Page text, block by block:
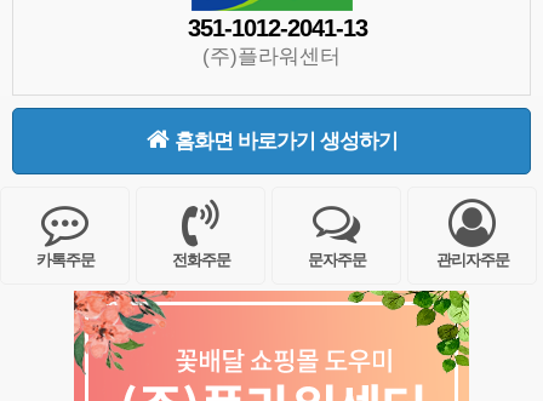
351-1012-2041-13
(주)플라워센터
홈화면 바로가기 생성하기
카톡주문 전화주문 문자주문 관리자주문